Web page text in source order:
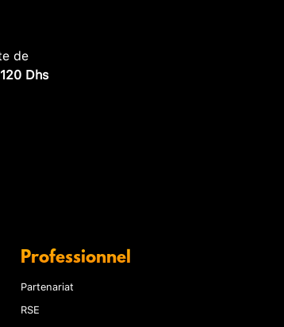
de
120 Dhs
Professionnel
Partenariat
RSE